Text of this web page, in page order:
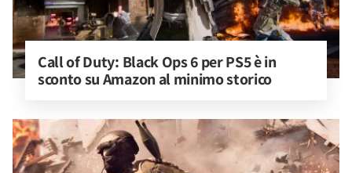
Call of Duty: Black Ops 6 per PS5 è in
sconto su Amazon al minimo storico